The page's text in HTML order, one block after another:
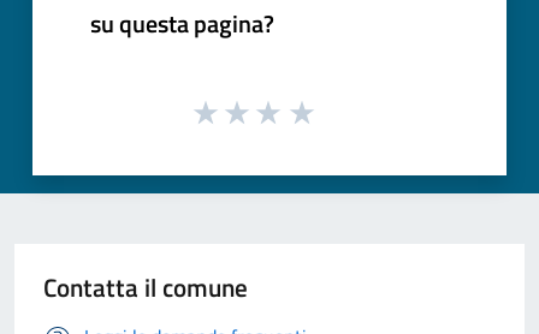
su questa pagina?
Contatta il comune